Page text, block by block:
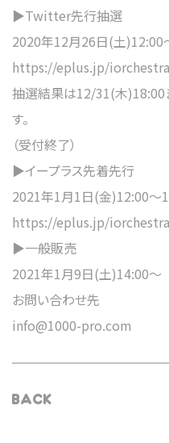
▶︎Twitter先行抽選
2020年12月26日(土
https://eplus.jp/
抽選結果は12/31(木)18:00
す。
（受付終了）
▶︎イープラス先着先行
2021年1月1日(金)12:00～
https://eplus.jp/
▶︎一般販売
2021年1月9日(土)14:00～
お問い合わせ先
info@1000-pro.com
BACK